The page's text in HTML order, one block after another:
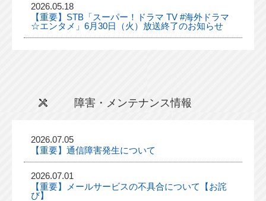
2026.05.18
【重要】STB「スーパー！ドラマ TV #海外ドラマ
☆エンタメ」6月30日（火）放送終了のお知らせ
障害・メンテナンス情報
2026.07.05
【重要】通信障害発生について
2026.07.01
【重要】メールサービスの不具合について【お詫
び】